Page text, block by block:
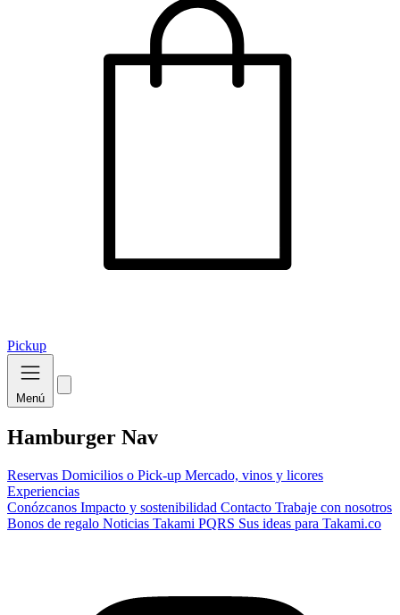
Pickup
Menú
Hamburger Nav
Reservas Domicilios o Pick-up Mercado, vinos y licores
Experiencias
Conózcanos Impacto y sostenibilidad Contacto Trabaje con nosotros
Bonos de regalo Noticias Takami PQRS Sus ideas para Takami.co